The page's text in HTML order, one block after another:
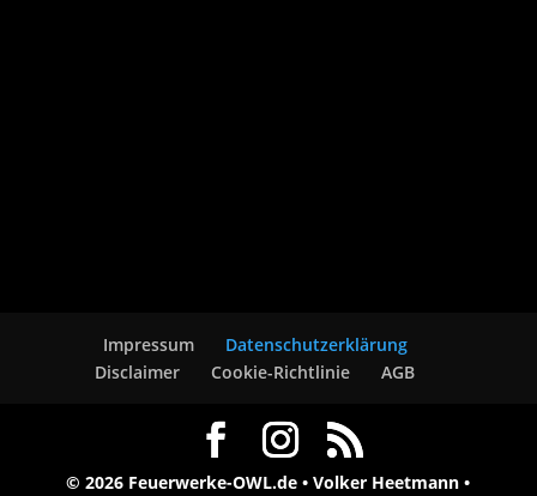
Impressum
Datenschutzerklärung
Disclaimer
Cookie-Richtlinie AGB
© 2026 Feuerwerke-OWL.de • Volker Heetmann •